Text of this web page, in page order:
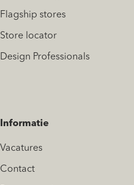
Flagship stores
Store locator
Design Professionals
Informatie
Vacatures
Contact